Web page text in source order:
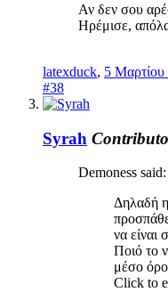
Αν δεν σου
Ηρέμισε,
latexduck, 5 Μαρτίου
#38
Syrah
Demoness said:
Δηλαδή η
να είναι
Ποιό το
μέσο
Click to